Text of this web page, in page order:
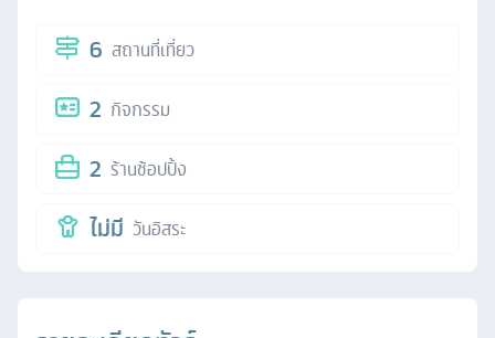
6 สถานที่เที่ยว
2 กิจกรรม
2 ร้านช้อปปิ้ง
ไม่มี วันอิสระ